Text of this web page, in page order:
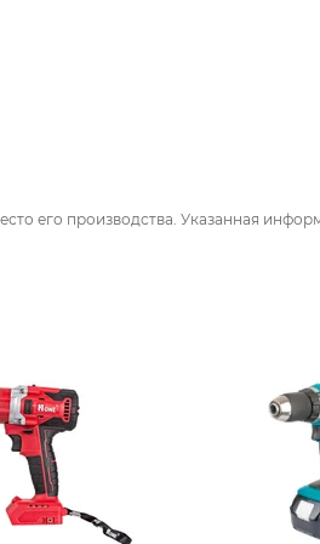
его производства. Указанная